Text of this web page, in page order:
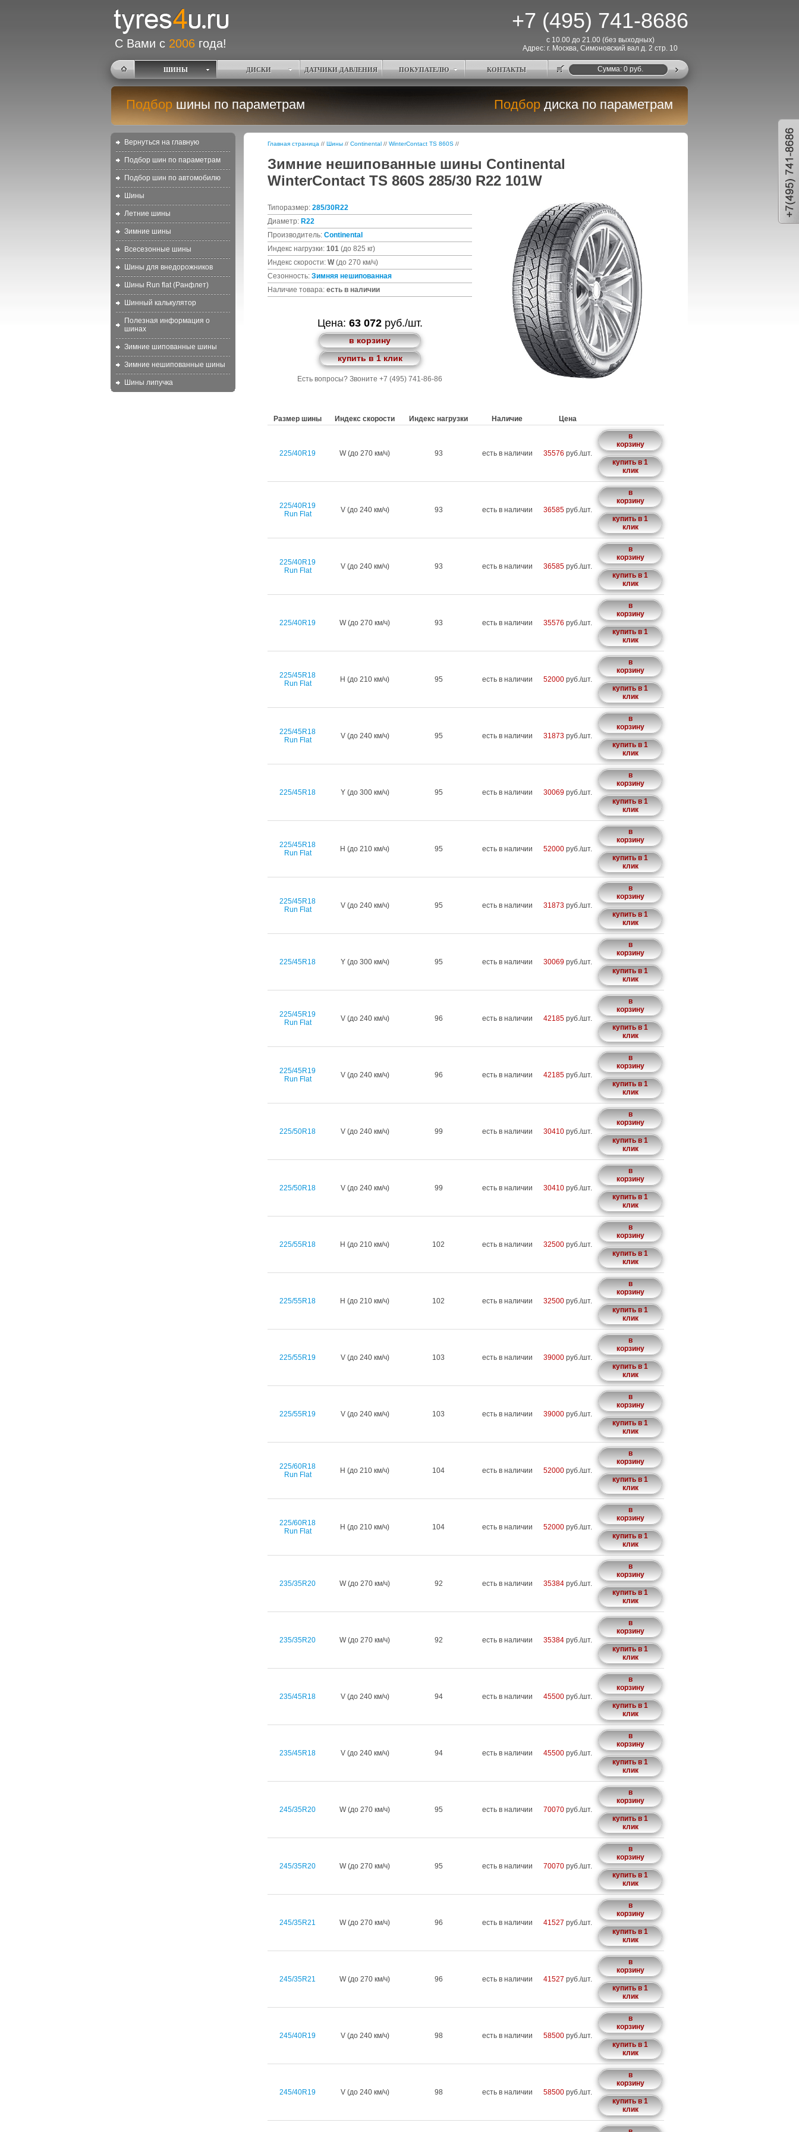
+7 (495) 741-8686
С Вами с 2006 года!
с 10.00 до 21.00 (без выходных)
Адрес: г. Москва, Симоновский вал д. 2 стр. 10
ШИНЫ ДИСКИ ДАТЧИКИ ДАВЛЕНИЯ ПОКУПАТЕЛЮ КОНТАКТЫ Cумма: 0руб.
Подбор шины по параметрам Подбор диска по параметрам
Вернуться на главную
Подбор шин по параметрам
Подбор шин по автомобилю
Шины
Летние шины
Зимние шины
Всесезонные шины
Шины для внедорожников
Шины Run flat (Ранфлет)
Шинный калькулятор
Полезная информация о
шинах
Зимние шипованные шины
Зимние нешипованные шины
Шины липучка
Главная страница // Шины // Continental // WinterContact TS 860S //
Зимние нешипованные шины Continental
WinterContact TS 860S 285/30 R22 101W
Типоразмер: 285/30R22
Диаметр: R22
Производитель: Continental
Индекс нагрузки: 101 (до 825 кг)
Индекс скорости: W(до 270 км/ч)
Сезонность: Зимняя нешипованная
Наличие товара: есть в наличии
Цена: 63 072руб./шт.
в корзину
купить в 1 клик
Есть вопросы? Звоните +7 (495) 741-86-86
Размер шины Индекс скорости Индекс нагрузки Наличие Цена
225/40R19 W (до 270 км/ч) 93 есть в наличии 35576 руб./шт.
в
корзину
купить в 1
клик
225/40R19
Run Flat
V (до 240 км/ч) 93 есть в наличии 36585 руб./шт.
в
корзину
купить в 1
клик
225/40R19
Run Flat
V (до 240 км/ч) 93 есть в наличии 36585 руб./шт.
в
корзину
купить в 1
клик
225/40R19 W (до 270 км/ч) 93 есть в наличии 35576 руб./шт.
в
корзину
купить в 1
клик
225/45R18
Run Flat
H (до 210 км/ч) 95 есть в наличии 52000 руб./шт.
в
корзину
купить в 1
клик
225/45R18
Run Flat
V (до 240 км/ч) 95 есть в наличии 31873 руб./шт.
в
корзину
купить в 1
клик
225/45R18 Y (до 300 км/ч) 95 есть в наличии 30069 руб./шт.
в
корзину
купить в 1
клик
225/45R18
Run Flat
H (до 210 км/ч) 95 есть в наличии 52000 руб./шт.
в
корзину
купить в 1
клик
225/45R18
Run Flat
V (до 240 км/ч) 95 есть в наличии 31873 руб./шт.
в
корзину
купить в 1
клик
225/45R18 Y (до 300 км/ч) 95 есть в наличии 30069 руб./шт.
в
корзину
купить в 1
клик
225/45R19
Run Flat
V (до 240 км/ч) 96 есть в наличии 42185 руб./шт.
в
корзину
купить в 1
клик
225/45R19
Run Flat
V (до 240 км/ч) 96 есть в наличии 42185 руб./шт.
в
корзину
купить в 1
клик
225/50R18 V (до 240 км/ч) 99 есть в наличии 30410 руб./шт.
в
корзину
купить в 1
клик
225/50R18 V (до 240 км/ч) 99 есть в наличии 30410 руб./шт.
в
корзину
купить в 1
клик
225/55R18 H (до 210 км/ч) 102 есть в наличии 32500 руб./шт.
в
корзину
купить в 1
клик
225/55R18 H (до 210 км/ч) 102 есть в наличии 32500 руб./шт.
в
корзину
купить в 1
клик
225/55R19 V (до 240 км/ч) 103 есть в наличии 39000 руб./шт.
в
корзину
купить в 1
клик
225/55R19 V (до 240 км/ч) 103 есть в наличии 39000 руб./шт.
в
корзину
купить в 1
клик
225/60R18
Run Flat
H (до 210 км/ч) 104 есть в наличии 52000 руб./шт.
в
корзину
купить в 1
клик
225/60R18
Run Flat
H (до 210 км/ч) 104 есть в наличии 52000 руб./шт.
в
корзину
купить в 1
клик
235/35R20 W (до 270 км/ч) 92 есть в наличии 35384 руб./шт.
в
корзину
купить в 1
клик
235/35R20 W (до 270 км/ч) 92 есть в наличии 35384 руб./шт.
в
корзину
купить в 1
клик
235/45R18 V (до 240 км/ч) 94 есть в наличии 45500 руб./шт.
в
корзину
купить в 1
клик
235/45R18 V (до 240 км/ч) 94 есть в наличии 45500 руб./шт.
в
корзину
купить в 1
клик
245/35R20 W (до 270 км/ч) 95 есть в наличии 70070 руб./шт.
в
корзину
купить в 1
клик
245/35R20 W (до 270 км/ч) 95 есть в наличии 70070 руб./шт.
в
корзину
купить в 1
клик
245/35R21 W (до 270 км/ч) 96 есть в наличии 41527 руб./шт.
в
корзину
купить в 1
клик
245/35R21 W (до 270 км/ч) 96 есть в наличии 41527 руб./шт.
в
корзину
купить в 1
клик
245/40R19 V (до 240 км/ч) 98 есть в наличии 58500 руб./шт.
в
корзину
купить в 1
клик
245/40R19 V (до 240 км/ч) 98 есть в наличии 58500 руб./шт.
в
корзину
купить в 1
клик